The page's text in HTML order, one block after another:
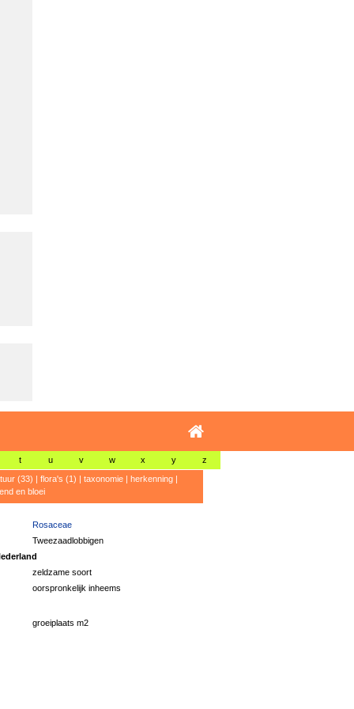
t u v w x y z
(33) | flora's (1) | taxonomie| herkenning|
en bloei
Rosaceae
Tweezaadlobbigen
zeldzame soort
oorspronkelijk inheems
groeiplaats m2